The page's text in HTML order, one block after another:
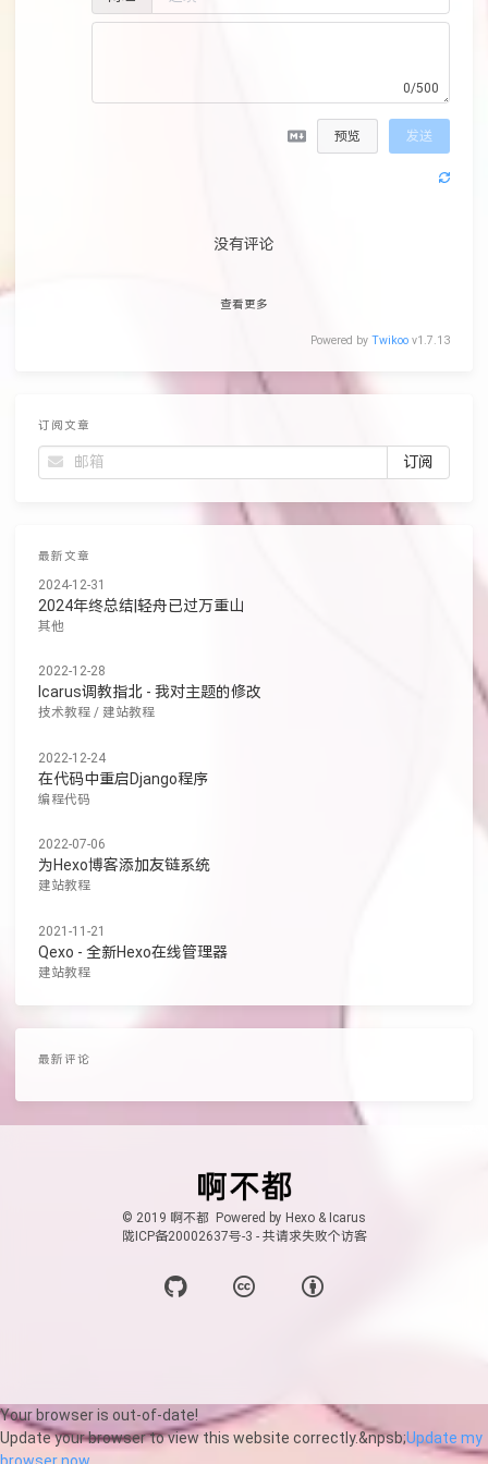
0/500
预览 发送
没有评论
查看更多
Powered by Twikoo v1.7.13
订阅文章
最新文章
2024-12-31
2024年终总结|轻舟已过万重山
其他
2022-12-28
Icarus调教指北 - 我对主题的修改
技术教程 / 建站教程
2022-12-24
在代码中重启Django程序
编程代码
2022-07-06
为Hexo博客添加友链系统
建站教程
2021-11-21
Qexo - 全新Hexo在线管理器
建站教程
最新评论
© 2019 啊不都 Powered by Hexo & Icarus
陇ICP备20002637号-3 - 共请求失败个访客
Your browser is out-of-date!
Update your browser to view this website correctly.&npsb;Update my